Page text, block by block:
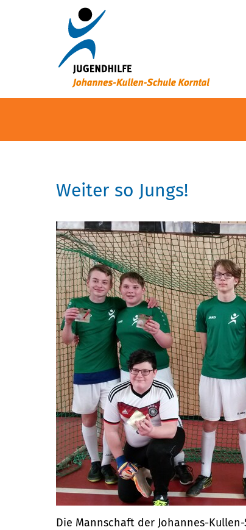
Weiter so Jungs!
Die Mannschaft der Johannes-